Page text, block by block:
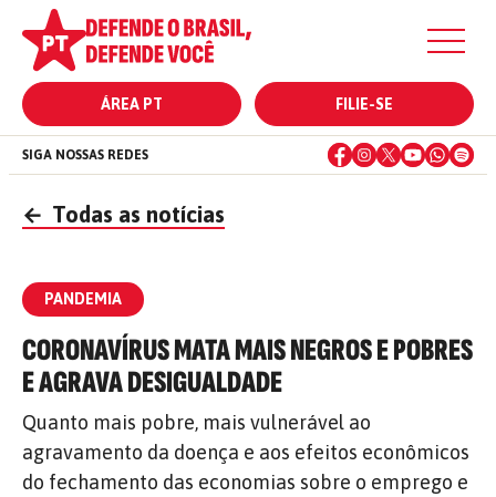
ÁREA PT FILIE-SE
SIGA NOSSAS REDES
← Todas as notícias
PANDEMIA
CORONAVÍRUS MATA MAIS NEGROS E POBRES
E AGRAVA DESIGUALDADE
Quanto mais pobre, mais vulnerável ao
agravamento da doença e aos efeitos econômicos
do fechamento das economias sobre o emprego e